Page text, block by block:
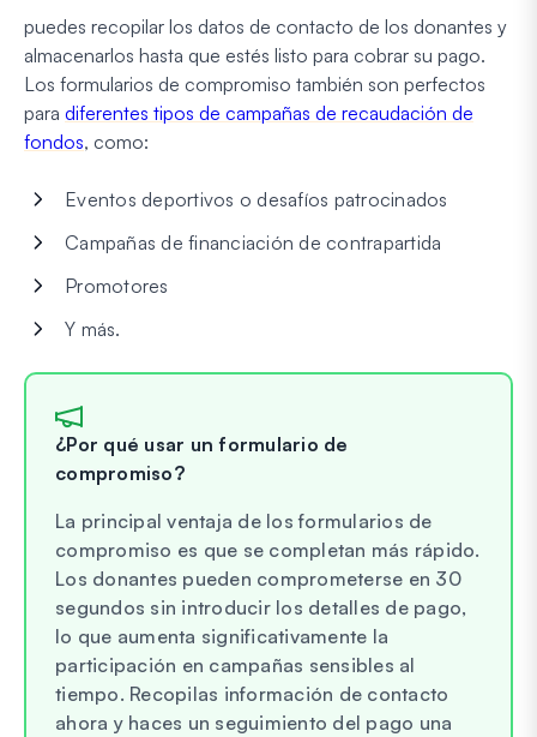
puedes recopilar los datos de contacto de los donantes y
almacenarlos hasta que estés listo para cobrar su pago.
Los formularios de compromiso también son perfectos
para diferentes tipos de campañas de recaudación de
fondos, como:
Eventos deportivos o desafíos patrocinados
Campañas de financiación de contrapartida
Promotores
Y más.
¿Por qué usar un formulario de
compromiso?
La principal ventaja de los formularios de
compromiso es que se completan más rápido.
Los donantes pueden comprometerse en 30
segundos sin introducir los detalles de pago,
lo que aumenta significativamente la
participación en campañas sensibles al
tiempo. Recopilas información de contacto
ahora y haces un seguimiento del pago una